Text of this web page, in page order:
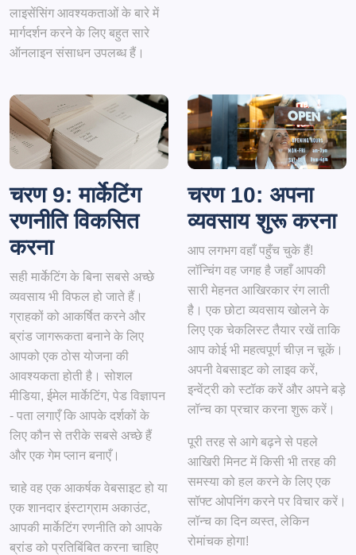
लाइसेंसिंग आवश्यकताओं के बारे में
मार्गदर्शन करने के लिए बहुत सारे
ऑनलाइन संसाधन उपलब्ध हैं।
चरण 9: मार्केटिंग
रणनीति विकसित
करना
सही मार्केटिंग के बिना सबसे अच्छे
व्यवसाय भी विफल हो जाते हैं।
ग्राहकों को आकर्षित करने और
ब्रांड जागरूकता बनाने के लिए
आपको एक ठोस योजना की
आवश्यकता होती है। सोशल
मीडिया, ईमेल मार्केटिंग, पेड विज्ञापन
- पता लगाएँ कि आपके दर्शकों के
लिए कौन से तरीके सबसे अच्छे हैं
और एक गेम प्लान बनाएँ।
चाहे वह एक आकर्षक वेबसाइट हो या
एक शानदार इंस्टाग्राम अकाउंट,
आपकी मार्केटिंग रणनीति को आपके
ब्रांड को प्रतिबिंबित करना चाहिए
चरण 10: अपना
व्यवसाय शुरू करना
आप लगभग वहाँ पहुँच चुके हैं!
लॉन्चिंग वह जगह है जहाँ आपकी
सारी मेहनत आखिरकार रंग लाती
है। एक छोटा व्यवसाय खोलने के
लिए एक चेकलिस्ट तैयार रखें ताकि
आप कोई भी महत्वपूर्ण चीज़ न चूकें।
अपनी वेबसाइट को लाइव करें,
इन्वेंट्री को स्टॉक करें और अपने बड़े
लॉन्च का प्रचार करना शुरू करें।
पूरी तरह से आगे बढ़ने से पहले
आखिरी मिनट में किसी भी तरह की
समस्या को हल करने के लिए एक
सॉफ्ट ओपनिंग करने पर विचार करें।
लॉन्च का दिन व्यस्त, लेकिन
रोमांचक होगा!